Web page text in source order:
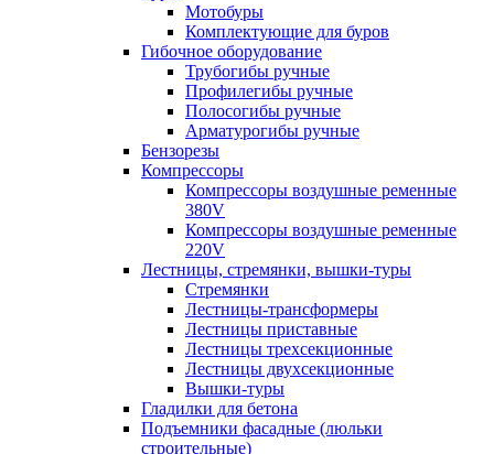
Мотобуры
Комплектующие для буров
Гибочное оборудование
Трубогибы ручные
Профилегибы ручные
Полосогибы ручные
Арматурогибы ручные
Бензорезы
Компрессоры
Компрессоры воздушные ременные
380V
Компрессоры воздушные ременные
220V
Лестницы, стремянки, вышки-туры
Стремянки
Лестницы-трансформеры
Лестницы приставные
Лестницы трехсекционные
Лестницы двухсекционные
Вышки-туры
Гладилки для бетона
Подъемники фасадные (люльки
строительные)